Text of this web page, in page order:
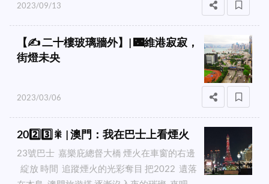
2023/09/13
【✍️ 二十樓玻璃牆外】| 🌃維港寂寂，
街燈未央
2023/03/06
202️⃣3️⃣🎇 | 澳門：我在巴士上看煙火
23號巴士 嘉樂庇總督大橋 煙火在車窗的右邊
綻放 時間 追蹤煙火的光彩奪目 把2022 遺落